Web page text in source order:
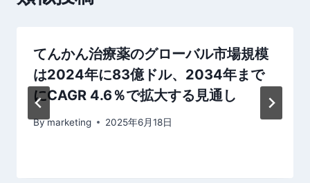
ョ
てんかん治療薬のグローバル市場規模
は2024年に83億ドル、2034年まで
にCAGR 4.6％で拡大する見通し
Bymarketing 2025年6月18日